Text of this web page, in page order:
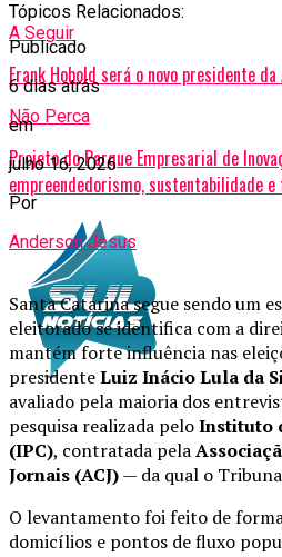
Tópicos Relacionados:
A Seguir
Frank Hobold será o novo presidente da
Não Perca
Projeto do Parque Empresarial de
empreendedorismo, sustentabilidade
Publicado
6 dias atrás
em
julho 16, 2026
Por
Anderson Jesus
Santa Catarina segue sendo um
eleitorado se identifica com a
mantém forte influência nas
presidenteLuiz Inácio Lula da
avaliado pela maioria dos
pesquisa realizada peloInstituto
(IPC), contratada pela
Jornais (ACJ)— da qual o
O levantamento foi feito de
domicílios e pontos de fluxo